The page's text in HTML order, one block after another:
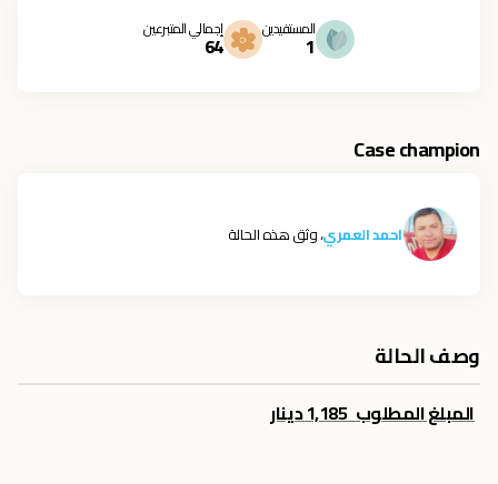
المستفيدين
1
إجمالي المتبرعين
64
Case champion
احمد العمري، وثق هذه الحالة
وصف الحالة
المبلغ المطلوب 1,185 دينار